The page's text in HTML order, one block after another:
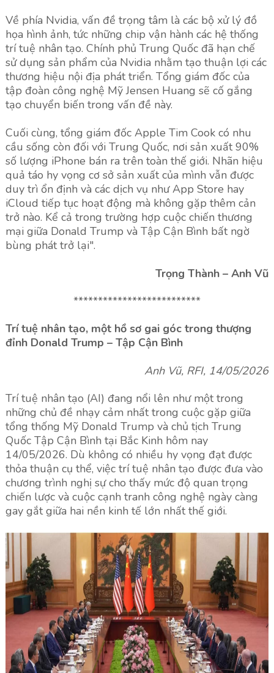
Về phía Nvidia, vấn đề trọng tâm là các bộ xử lý đồ
họa hình ảnh, tức những chip vận hành các hệ thống
trí tuệ nhân tạo. Chính phủ Trung Quốc đã hạn chế
sử dụng sản phẩm của Nvidia nhằm tạo thuận lợi các
thương hiệu nội địa phát triển. Tổng giám đốc của
tập đoàn công nghệ Mỹ Jensen Huang sẽ cố gắng
tạo chuyển biến trong vấn đề này.
Cuối cùng, tổng giám đốc Apple Tim Cook có nhu
cầu sống còn đối với Trung Quốc, nơi sản xuất 90%
số lượng iPhone bán ra trên toàn thế giới. Nhãn hiệu
quả táo hy vọng cơ sở sản xuất của mình vẫn được
duy trì ổn định và các dịch vụ như App Store hay
iCloud tiếp tục hoạt động mà không gặp thêm cản
trở nào. Kể cả trong trường hợp cuộc chiến thương
mại giữa Donald Trump và Tập Cận Bình bất ngờ
bùng phát trở lại".
Trọng Thành – Anh Vũ
**************************
Trí tuệ nhân tạo, một hồ sơ gai góc trong thượng
đỉnh Donald Trump – Tập Cận Bình
Anh Vũ, RFI, 14/05/2026
Trí tuệ nhân tạo (AI) đang nổi lên như một trong
những chủ đề nhạy cảm nhất trong cuộc gặp giữa
tổng thống Mỹ Donald Trump và chủ tịch Trung
Quốc Tập Cận Bình tại Bắc Kinh hôm nay
14/05/2026. Dù không có nhiều hy vọng đạt được
thỏa thuận cụ thể, việc trí tuệ nhân tạo được đưa vào
chương trình nghị sự cho thấy mức độ quan trọng
chiến lược và cuộc cạnh tranh công nghệ ngày càng
gay gắt giữa hai nền kinh tế lớn nhất thế giới.